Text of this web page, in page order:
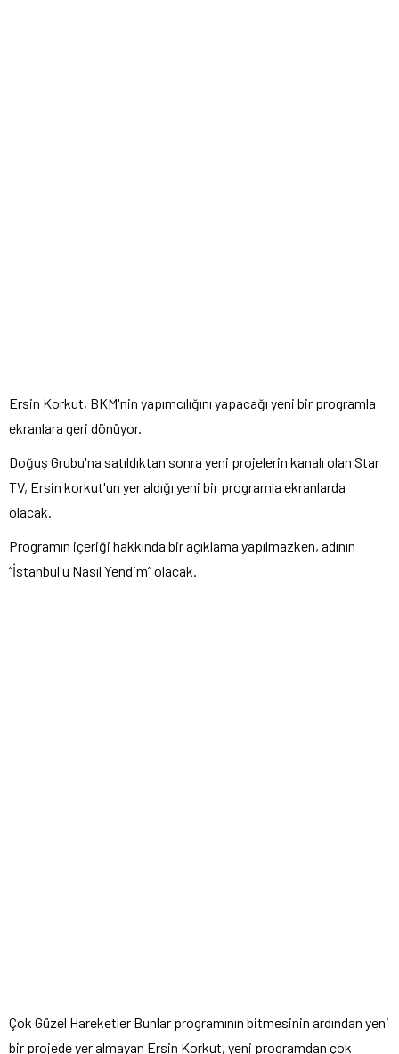
Ersin Korkut, BKM'nin yapımcılığını yapacağı yeni bir programla
ekranlara geri dönüyor.
Doğuş Grubu'na satıldıktan sonra yeni projelerin kanalı olan Star
TV, Ersin korkut'un yer aldığı yeni bir programla ekranlarda
olacak.
Programın içeriği hakkında bir açıklama yapılmazken, adının
“İstanbul'u Nasıl Yendim” olacak.
Çok Güzel Hareketler Bunlar programının bitmesinin ardından yeni
bir projede yer almayan Ersin Korkut, yeni programdan çok